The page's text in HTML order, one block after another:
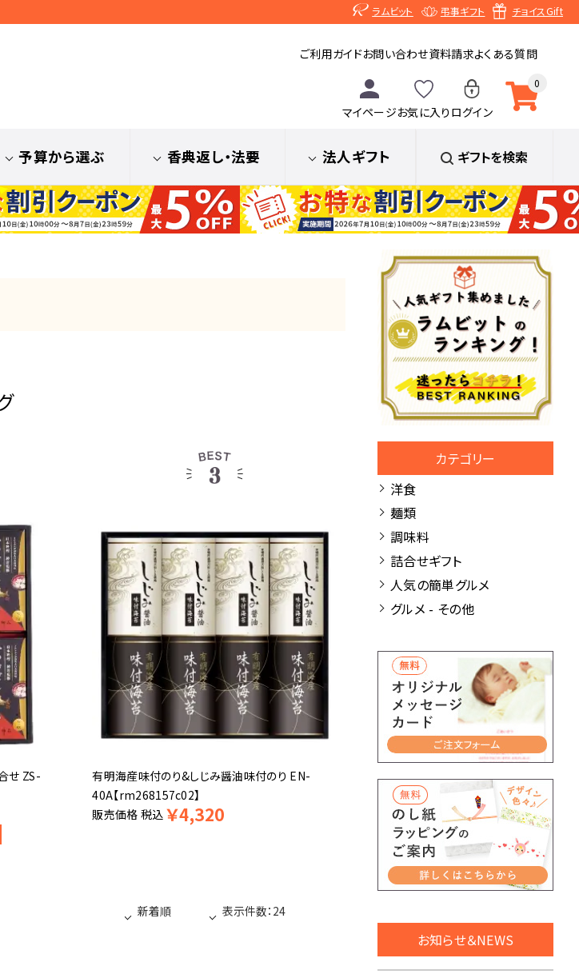
ラムビット 弔事ギフト チョイスGift
0
ご利用ガイドお問い合わせ資料請求よくある質問
マイページお気に入り ログイン
予算から選ぶ 香典返し・法要 法人ギフト ギフトを検索
せ ZS-
有明海産味付のり&しじみ醤油味付のり EN-
40A【rm268157c02】
販売価格 税込 ￥4,320
カテゴリー
洋食
麺類
調味料
詰合せギフト
人気の簡単グルメ
グルメ - その他
お知らせ＆NEWS